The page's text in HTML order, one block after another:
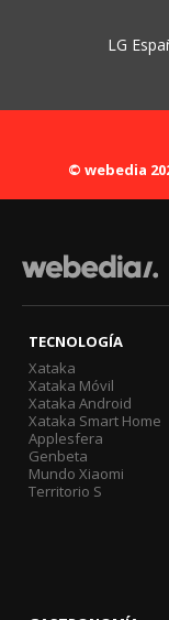
LG
© webedia
TECNOLOGÍA
Xataka
Xataka Móvil
Xataka Android
Xataka Smart Home
Applesfera
Genbeta
Mundo Xiaomi
Territorio S